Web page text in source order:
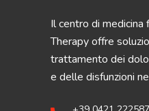
Il centro di medicina
Therapy offre
trattamento dei
e delle disfunzioni